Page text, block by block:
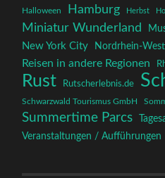
Halloween Hamburg Herbst
Miniatur Wunderland
New York City Nordrhein-
Reisen in andere Regionen
Rust Rutscherlebnis.de
Schwarzwald Tourismus GmbH
Summertime Parcs
Veranstaltungen / Aufführungen